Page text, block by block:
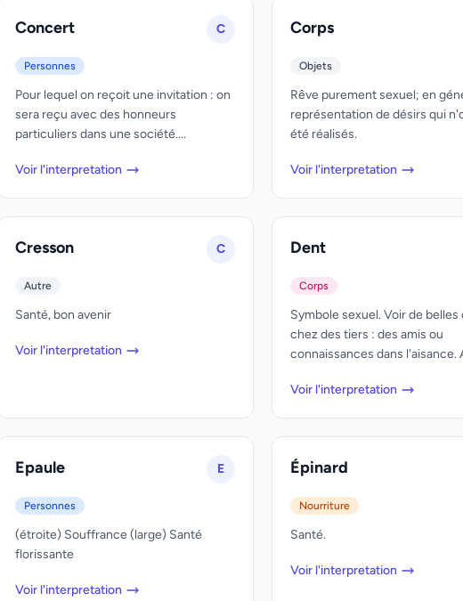
Concert C
Personnes
Pour lequel on reçoit une invitation : on
sera reçu avec des honneurs
particuliers dans une société....
Voir l'interpretation
Corps
Objets
Rêve purement sexuel; en
représentation de désirs qui
été réalisés.
Voir l'interpretation
Cresson C
Autre
Santé, bon avenir
Voir l'interpretation
Dent
Corps
Symbole sexuel. Voir de belles
chez des tiers : des amis ou
connaissances dans l'aisance.
Voir l'interpretation
Epaule E
Personnes
(étroite) Souffrance (large) Santé
florissante
Voir l'interpretation
Épinard
Nourriture
Santé.
Voir l'interpretation